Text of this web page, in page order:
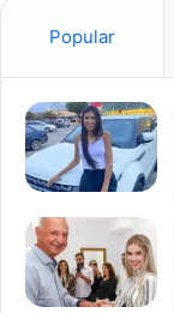
como
da
Por fim,
máquina de lavar
conforme uma
abril de 2017,
ao mês ou a
Popular